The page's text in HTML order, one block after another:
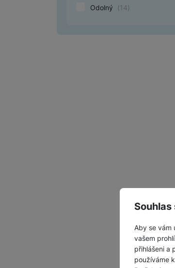
Aby se vám
vašem
přihlášeni a
používáme
Odolný (14)